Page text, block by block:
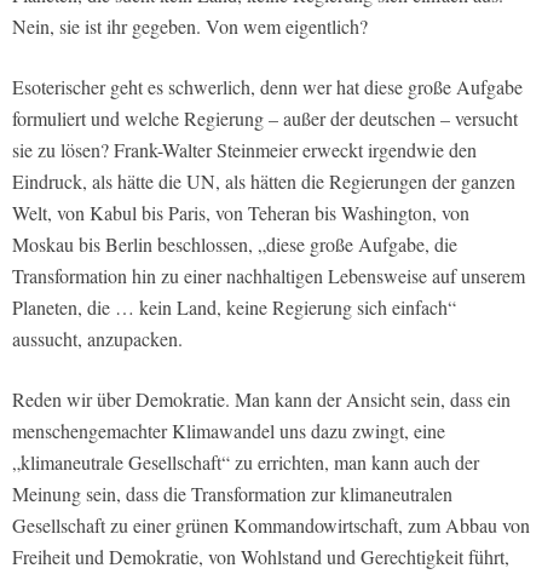
Nein, sie ist ihr gegeben. Von wem eigentlich?
Esoterischer geht es schwerlich, denn wer hat diese große Aufgabe
formuliert und welche Regierung – außer der deutschen – versucht
sie zu lösen? Frank-Walter Steinmeier erweckt irgendwie den
Eindruck, als hätte die UN, als hätten die Regierungen der ganzen
Welt, von Kabul bis Paris, von Teheran bis Washington, von
Moskau bis Berlin beschlossen, „diese große Aufgabe, die
Transformation hin zu einer nachhaltigen Lebensweise auf unserem
Planeten, die … kein Land, keine Regierung sich einfach“
aussucht, anzupacken.
Reden wir über Demokratie. Man kann der Ansicht sein, dass ein
menschengemachter Klimawandel uns dazu zwingt, eine
„klimaneutrale Gesellschaft“ zu errichten, man kann auch der
Meinung sein, dass die Transformation zur klimaneutralen
Gesellschaft zu einer grünen Kommandowirtschaft, zum Abbau von
Freiheit und Demokratie, von Wohlstand und Gerechtigkeit führt,